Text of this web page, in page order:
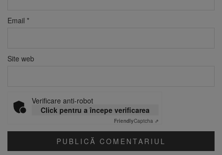
Email *
Site web
Verificare anti-robot
Click pentru a începe verificarea
FriendlyCaptcha ⇗